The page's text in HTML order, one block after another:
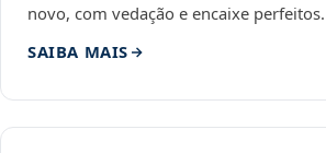
novo, com vedação e encaixe perfeitos.
SAIBA MAIS